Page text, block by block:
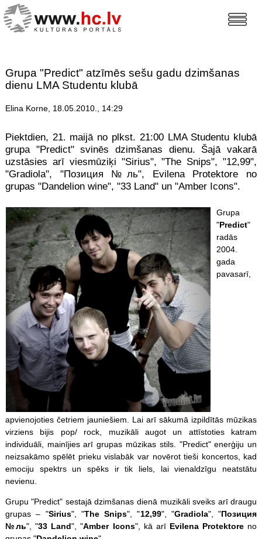
Grupa "Predict" atzīmēs sešu gadu dzimšanas
dienu LMA Studentu klubā
Elina Korne, 18.05.2010., 14:29
Piektdien, 21. maijā no plkst. 21:00 LMA Studentu klubā
grupa "Predict" svinēs dzimšanas dienu. Šajā vakarā
uzstāsies arī viesmūziķi "Sirius", "The Snips", "12,99",
"Gradiola", "Позиция №ль", Evilena Protektore no
grupas "Dandelion wine", "33 Land" un "Amber Icons".
Grupa
"Predict"
radās
2004.
gada
pavasarī,
apvienojoties četriem jauniešiem. Lai arī sākumā izpildītās mūzikas
virziens bijis pop/ rock, muzikāli augot un attīstoties katram
individuāli, mainījies arī grupas mūzikas stils. "Predict" enerģiju un
neizsakāmo spēlēt prieku vislabāk var novērot tieši koncertos, kad
emociju spektrs un spēks ir tik liels, lai vienaldzīgu neatstātu
nevienu.
Grupu "Predict" sestajā dzimšanas dienā muzikāli sveiks arī draugu
grupas – "Sirius", "The Snips", "12,99", "Gradiola", "Позиция
№ль", "33 Land", "Amber Icons", kā arī Evilena Protektore no